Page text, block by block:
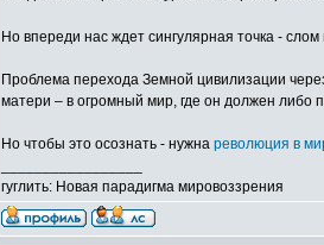
Но впереди нас ждет сингулярная точка -
Проблема перехода Земной цивилизации
матери – в огромный мир, где он должен либо
Но чтобы это осознать - нужна революция в
гуглить: Новая парадигма мировоззрения